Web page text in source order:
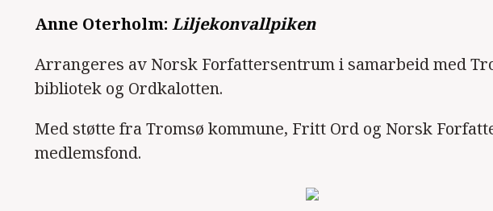
Anne Oterholm: Liljekonvallpiken
Arrangeres av Norsk Forfattersentrum i samarbeid med
bibliotek og Ordkalotten.
Med støtte fra Tromsø kommune, Fritt Ord og Norsk
medlemsfond.